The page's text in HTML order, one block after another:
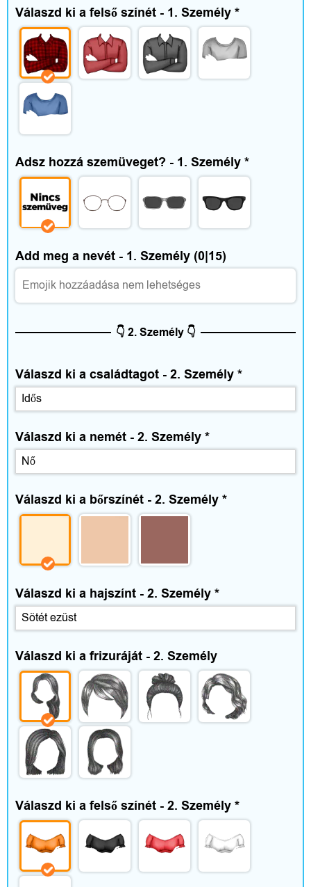
i
d
ő
V
é
l
e
m
é
n
y
k
Válaszd ki a felső színét - 1. Személy *
Adsz hozzá szemüveget? - 1. Személy *
Add meg a nevét - 1. Személy (0|15)
👇 2. Személy 👇
Válaszd ki a családtagot - 2. Személy *
Válaszd ki a nemét - 2. Személy *
Válaszd ki a bőrszínét - 2. Személy *
Válaszd ki a hajszínt - 2. Személy *
Válaszd ki a frizuráját - 2. Személy
Válaszd ki a felső színét - 2. Személy *